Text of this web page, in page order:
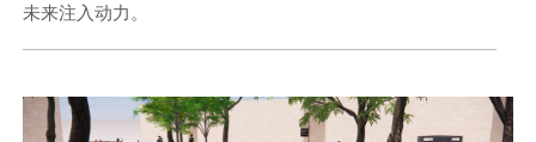
未来注入动力。